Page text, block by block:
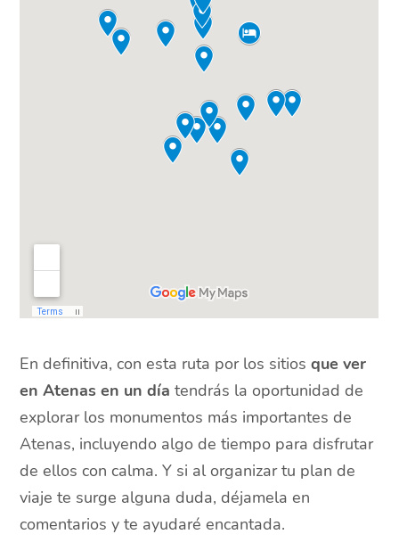
En definitiva, con esta ruta por los sitiosque ver
en Atenas en un día tendrás la oportunidad de
explorar los monumentos más importantes de
Atenas, incluyendo algo de tiempo para disfrutar
de ellos con calma. Y si al organizar tu plan de
viaje te surge alguna duda, déjamela en
comentarios y te ayudaré encantada.